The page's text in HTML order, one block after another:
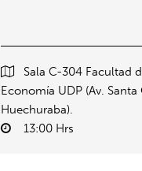
Sala C-304 Facultad
Economía UDP (Av. Santa
Huechuraba).
13:00 Hrs